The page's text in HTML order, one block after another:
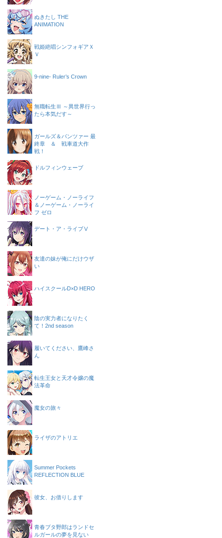
ぬきたし THE
ANIMATION
戦姫絶唱シンフォギアＸ
Ｖ
9-nine- Ruler’s Crown
無職転生Ⅲ ～異世界行っ
たら本気だす～
ガールズ＆パンツァー 最
終章 ＆ 戦車道大作
戦！
ドルフィンウェーブ
ノーゲーム・ノーライフ
＆ノーゲーム・ノーライ
フ ゼロ
デート・ア・ライブⅤ
友達の妹が俺にだけウザ
い
ハイスクールD×D HERO
陰の実力者になりたく
て！2nd season
履いてください、鷹峰さ
ん
転生王女と天才令嬢の魔
法革命
魔女の旅々
ライザのアトリエ
Summer Pockets
REFLECTION BLUE
彼女、お借りします
青春ブタ野郎はランドセ
ルガールの夢を見ない